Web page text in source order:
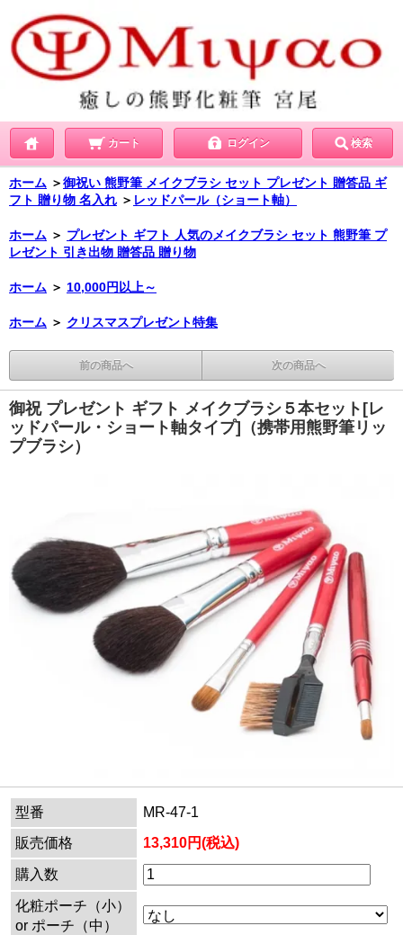
カート ログイン 検索
ホーム ＞御祝い 熊野筆 メイクブラシ セット プレゼント 贈答品 ギ
フト 贈り物 名入れ ＞ レッドパール（ショート軸）
ホーム ＞ プレゼント ギフト 人気のメイクブラシ セット 熊野筆 プ
レゼント 引き出物 贈答品 贈り物
ホーム ＞ 10,000円以上～
ホーム ＞ クリスマスプレゼント特集
前の商品へ 次の商品へ
御祝 プレゼント ギフト メイクブラシ５本セット[レ
ッドパール・ショート軸タイプ]（携帯用熊野筆リッ
プブラシ）
型番
MR-47-1
販売価格
13,310円(税込)
購入数
化粧ポーチ（小）
or ポーチ（中）